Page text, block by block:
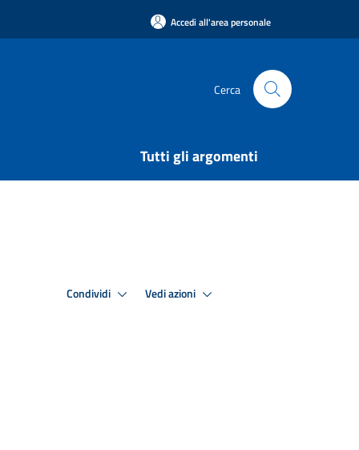
Accedi all'area personale
Cerca
Tutti gli argomenti
Condividi Vedi azioni